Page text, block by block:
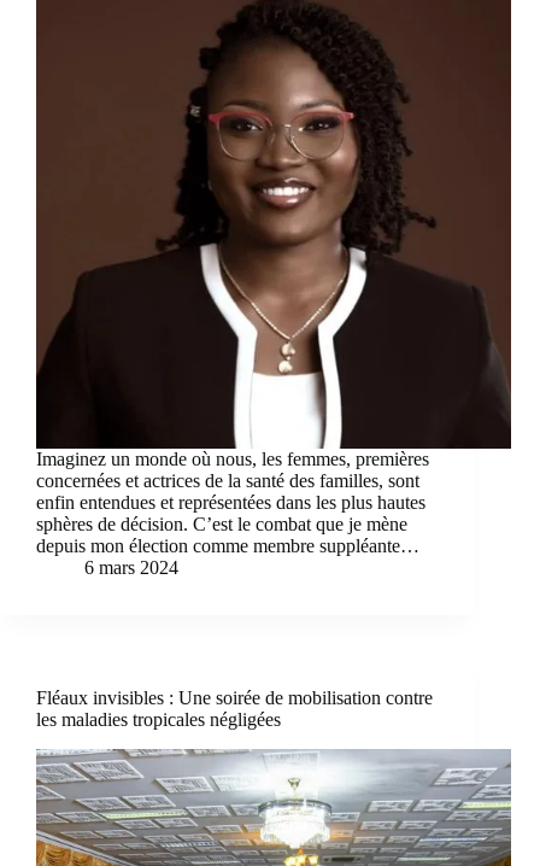
Imaginez un monde où nous, les femmes, premières
concernées et actrices de la santé des familles, sont
enfin entendues et représentées dans les plus hautes
sphères de décision. C’est le combat que je mène
depuis mon élection comme membre suppléante…
6 mars 2024
Fléaux invisibles : Une soirée de mobilisation contre
les maladies tropicales négligées